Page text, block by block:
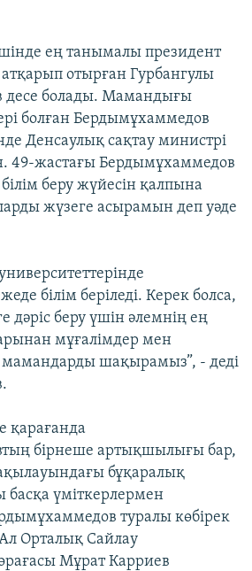
ең танымалы президент
отырған Гурбангулы
десе болады. Мамандығы
болған Бердымұхаммедов
Денсаулық сақтау министрі
49-жастағы Бердымұхаммедов
беру жүйесін қалпына
жүзеге асырамын деп уәде
білім беріледі. Керек болса,
дәріс беру үшін әлемнің ең
мұғалімдер мен
шақырамыз”, - деді
қарағанда
бірнеше артықшылығы бар,
бұқаралық
басқа үміткерлермен
туралы көбірек
Орталық Сайлау
Мұрат Карриев